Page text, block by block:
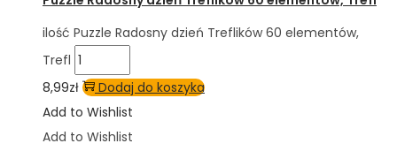
ilość Puzzle Radosny dzień Treflików 60 elementów,
Trefl
8,99zł
Dodaj do koszyka
Add to Wishlist
Add to Wishlist